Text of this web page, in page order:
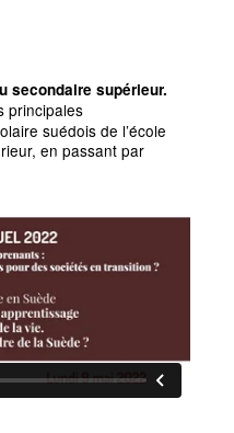
secondaire supérieur.
principales
suédois de l’école
en passant par